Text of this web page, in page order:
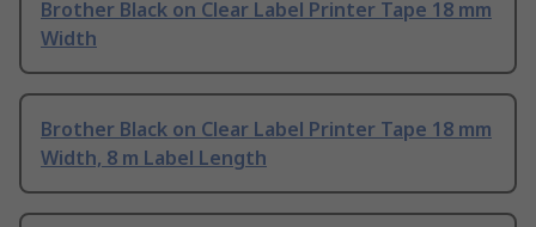
Brother Black on Clear Label Printer Tape 18 mm
Width
Brother Black on Clear Label Printer Tape 18 mm
Width, 8 m Label Length